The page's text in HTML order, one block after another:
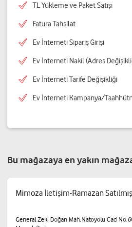
TL Yükleme ve Paket Satışı
Fatura Tahsilat
Ev İnterneti Sipariş Girişi
Ev İnterneti Nakil (Adres
Ev İnterneti Tarife Değişikliği
Ev İnterneti Kampanya/
Bu mağazaya en yakın
Mimoza İletişim-Ramazan Satılmış
General Zeki Doğan Mah.Natoyolu Cad